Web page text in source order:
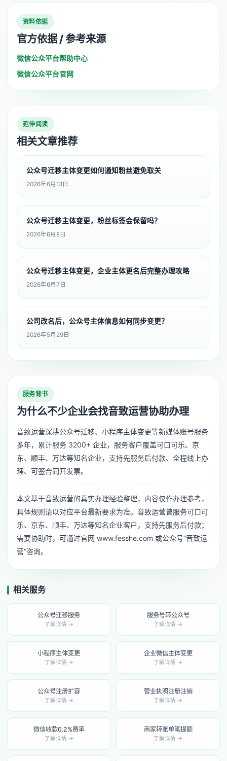
资料依据
官方依据 / 参考来源
微信公众平台帮助中心
微信公众平台官网
延伸阅读
相关文章推荐
公众号迁移主体变更如何通知粉丝避免取关
2026年6月13日
公众号迁移主体变更，粉丝标签会保留吗？
2026年6月8日
公众号迁移主体变更，企业主体更名后完整办理攻略
2026年6月7日
公司改名后，公众号主体信息如何同步变更？
2026年5月29日
服务背书
为什么不少企业会找音致运营协助办理
音致运营深耕公众号迁移、小程序主体变更等新媒体账号服务
多年，累计服务 3200+ 企业，服务客户覆盖可口可乐、京
东、顺丰、万达等知名企业，支持先服务后付款、全程线上办
理、可签合同开发票。
本文基于音致运营的真实办理经验整理，内容仅作办理参考，
具体规则请以对应平台最新要求为准。音致运营曾服务可口可
乐、京东、顺丰、万达等知名企业客户，支持先服务后付款；
需要协助时，可通过官网 www.fesshe.com 或公众号“音致运
营”咨询。
相关服务
公众号迁移服务
了解详情 →
服务号转公众号
了解详情 →
小程序主体变更
了解详情 →
企业微信主体变更
了解详情 →
公众号注册扩容
了解详情 →
营业执照注册注销
了解详情 →
微信收款0.2%费率
了解详情 →
商家转账单笔提额
了解详情 →